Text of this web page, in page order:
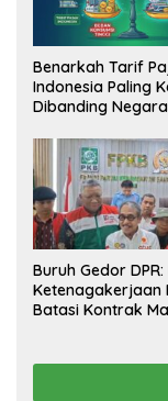
Benarkah Tarif
Indonesia Paling
Dibanding
Buruh Gedor DPR:
Ketenagakerjaan
Batasi Kontrak